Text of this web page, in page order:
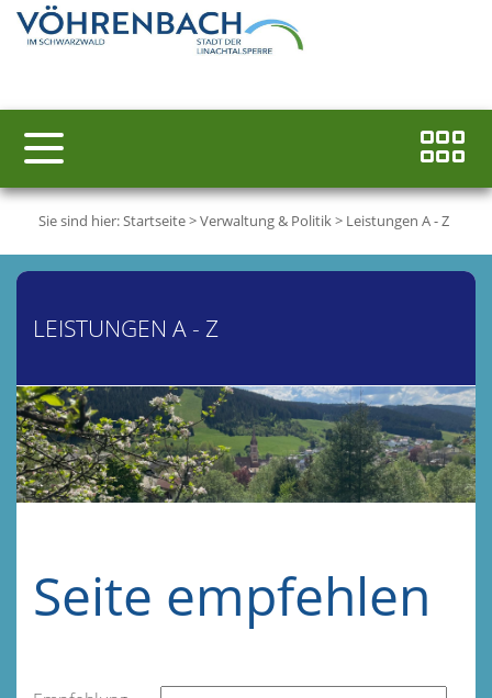
Sie sind hier:Startseite>Verwaltung & Politik> Leistungen A - Z
LEISTUNGEN A - Z
Seite empfehlen